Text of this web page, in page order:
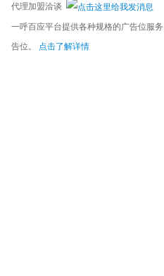
代理加盟洽谈
一呼百应平台提供各种规格的广告位服
告位。 点击了解详情